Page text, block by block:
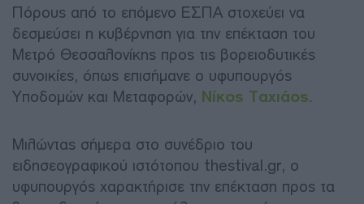
Πόρους από το επόμενο ΕΣΠΑ στοχεύει να
δεσμεύσει η κυβέρνηση για την επέκταση του
Μετρό Θεσσαλονίκης προς τις βορειοδυτικές
συνοικίες, όπως επισήμανε ο υφυπουργός
Υποδομών και Μεταφορών, Νίκος Ταχιάος.
Μιλώντας σήμερα στο συνέδριο του
ειδησεογραφικού ιστότοπου thestival.gr, ο
υφυπουργός χαρακτήρισε την επέκταση προς τα